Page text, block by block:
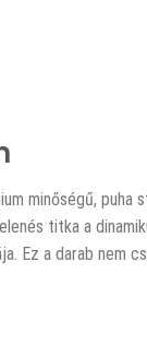
minőségű, puha
titka a
Ez a darab nem